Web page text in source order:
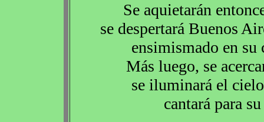
Se aquietarán
se despertará Buenos
ensimismado en
Más luego, se
se iluminará el
cantará para